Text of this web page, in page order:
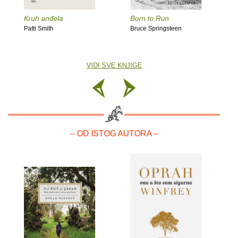
Kruh anđela
Patti Smith
Born to Run
Bruce Springsteen
VIDI SVE KNJIGE
– OD ISTOG AUTORA –